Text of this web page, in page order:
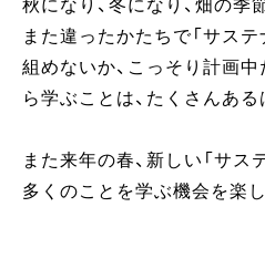
秋になり、冬になり、畑の季
また違ったかたちで「サステ
組めないか、こっそり計画
ら学ぶことは、たくさんある
また来年の春、新しい「サス
多くのことを学ぶ機会を楽